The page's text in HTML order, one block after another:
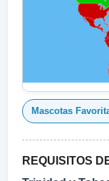
Mascotas
REQUISITOS